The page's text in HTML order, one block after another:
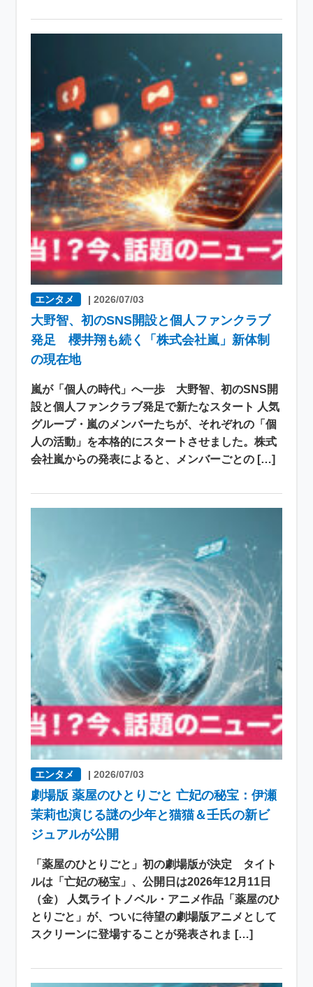
エンタメ |2026/07/03
大野智、初のSNS開設と個人ファンクラブ
発足 櫻井翔も続く「株式会社嵐」新体制
の現在地
嵐が「個人の時代」へ一歩 大野智、初のSNS開
設と個人ファンクラブ発足で新たなスタート 人気
グループ・嵐のメンバーたちが、それぞれの「個
人の活動」を本格的にスタートさせました。株式
会社嵐からの発表によると、メンバーごとの […]
エンタメ |2026/07/03
劇場版 薬屋のひとりごと 亡妃の秘宝：伊瀬
茉莉也演じる謎の少年と猫猫＆壬氏の新ビ
ジュアルが公開
「薬屋のひとりごと」初の劇場版が決定 タイト
ルは「亡妃の秘宝」、公開日は2026年12月11日
（金） 人気ライトノベル・アニメ作品「薬屋のひ
とりごと」が、ついに待望の劇場版アニメとして
スクリーンに登場することが発表されま […]